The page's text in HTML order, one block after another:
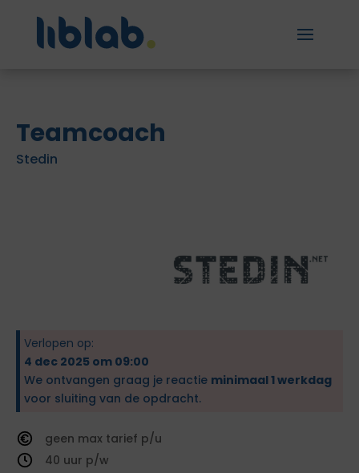
Teamcoach
Stedin
Verlopen op:
4 dec 2025 om 09:00
We ontvangen graag je reactie minimaal 1 werkdag
voor sluiting van de opdracht.
geen
tarief
40